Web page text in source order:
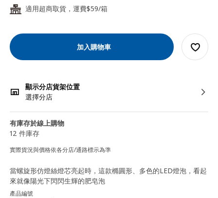
24 適用超商取貨，運費$59/箱
加入購物車
顯示分店貨架位置
選擇分店
有庫存於線上購物
12 件庫存
實際貨況與價格依各分店/通路標示為準
當螺旋形仿燈絲燈芯亮起時，這款橢圓形、多色的LED燈泡，看起
來就像陽光下閃閃生輝的肥皂泡
產品編號